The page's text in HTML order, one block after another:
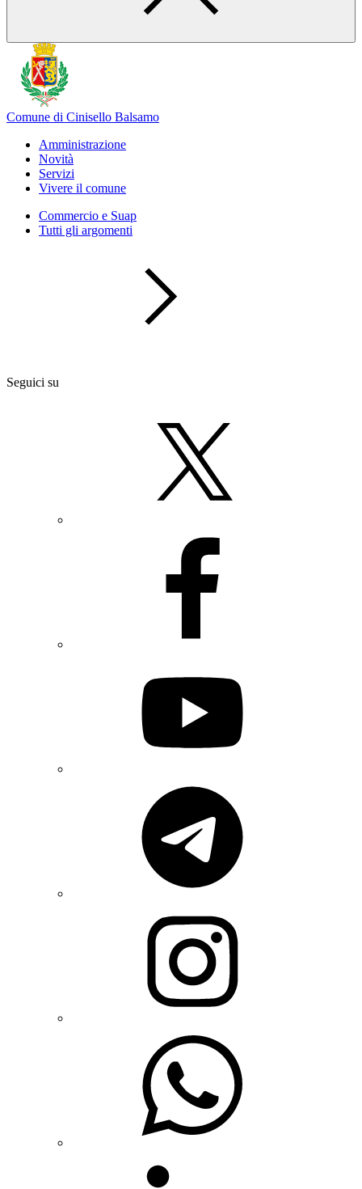
Comune di Cinisello Balsamo
Amministrazione
Novità
Servizi
Vivere il comune
Commercio e Suap
Tutti gli argomenti
Seguici su